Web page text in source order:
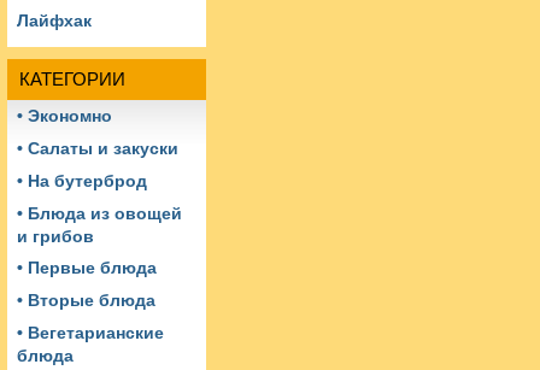
Лайфхак
КАТЕГОРИИ
• Экономно
• Салаты и закуски
• На бутерброд
• Блюда из овощей
и грибов
• Первые блюда
• Вторые блюда
• Вегетарианские
блюда